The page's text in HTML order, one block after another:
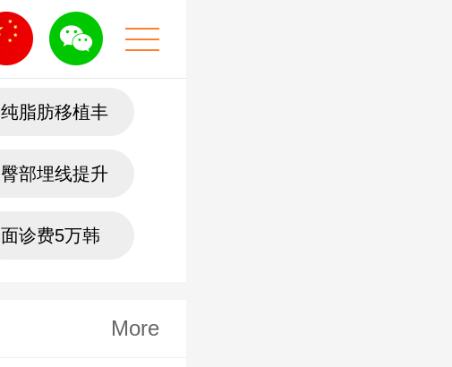
纯脂肪移植丰
臀
臀部埋线提升
面诊费5万韩
More